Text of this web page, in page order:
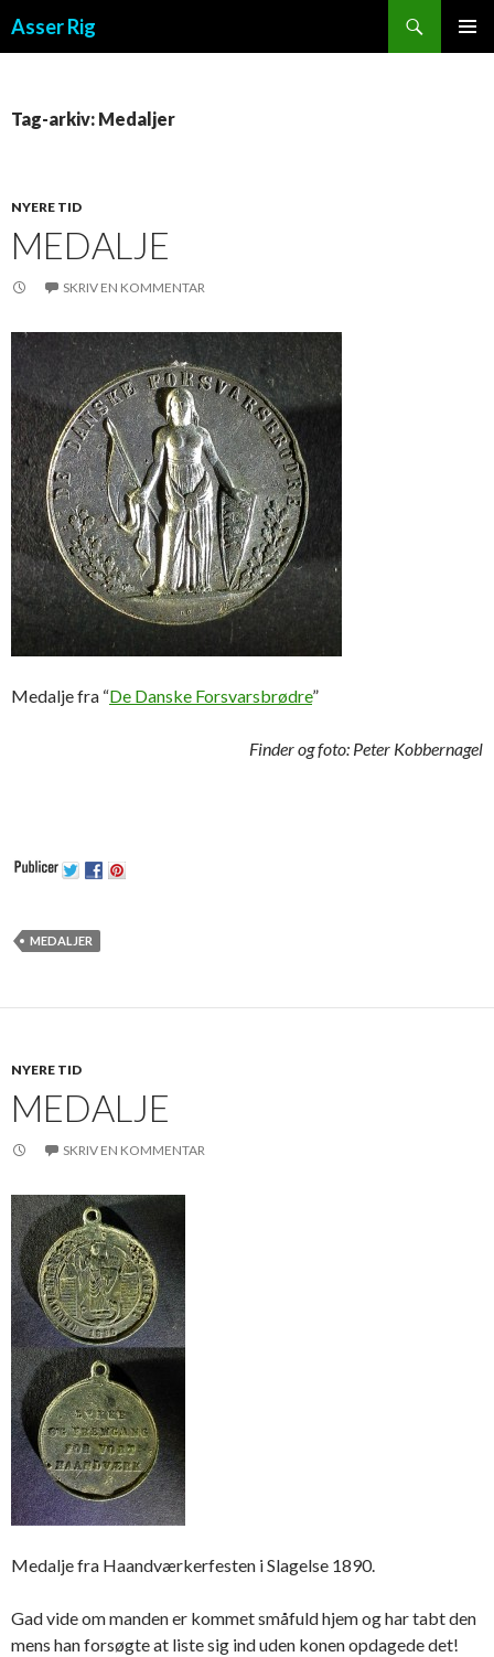
Asser Rig
Tag-arkiv: Medaljer
NYERE TID
MEDALJE
SKRIV EN KOMMENTAR
Medalje fra “De Danske Forsvarsbrødre”
Finder og foto: Peter Kobbernagel
MEDALJER
NYERE TID
MEDALJE
SKRIV EN KOMMENTAR
Medalje fra Haandværkerfesten i Slagelse 1890.
Gad vide om manden er kommet småfuld hjem og har tabt den
mens han forsøgte at liste sig ind uden konen opdagede det!